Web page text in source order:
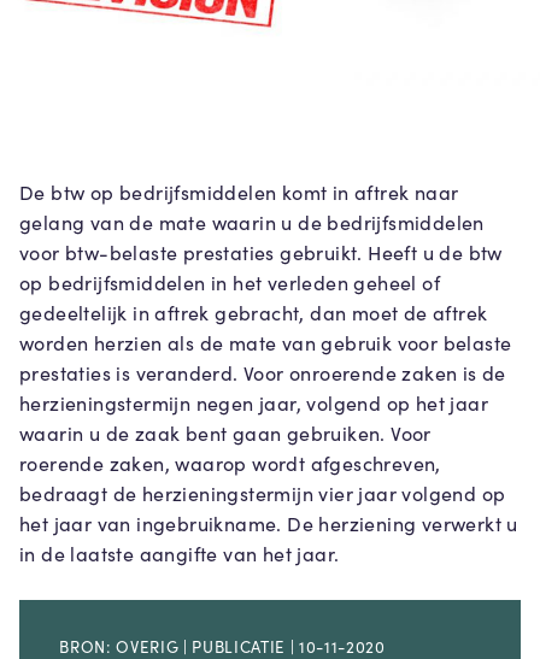
De btw op bedrijfsmiddelen komt in aftrek naar
gelang van de mate waarin u de bedrijfsmiddelen
voor btw-belaste prestaties gebruikt. Heeft u de btw
op bedrijfsmiddelen in het verleden geheel of
gedeeltelijk in aftrek gebracht, dan moet de aftrek
worden herzien als de mate van gebruik voor belaste
prestaties is veranderd. Voor onroerende zaken is de
herzieningstermijn negen jaar, volgend op het jaar
waarin u de zaak bent gaan gebruiken. Voor
roerende zaken, waarop wordt afgeschreven,
bedraagt de herzieningstermijn vier jaar volgend op
het jaar van ingebruikname. De herziening verwerkt u
in de laatste aangifte van het jaar.
BRON: OVERIG | PUBLICATIE | 10-11-2020